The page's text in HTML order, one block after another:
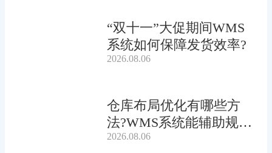
“双十一”大促期间WMS
系统如何保障发货效率?
2026.08.06
仓库布局优化有哪些方
法?WMS系统能辅助规划
吗?
2026.08.06